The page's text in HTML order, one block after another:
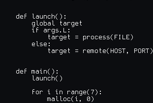
def launch():
    global target
    if args.L:
        target = process(FILE)
    else:
        target = remote(HOST, PORT)
def main():
    launch()
    for i in range(7):
        malloc(i, 0)